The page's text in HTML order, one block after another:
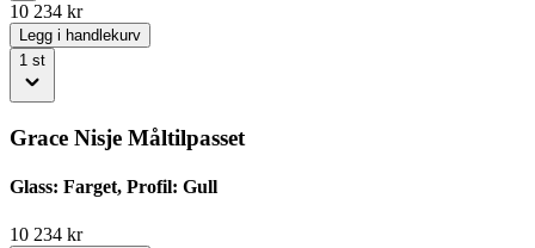
10 234 kr
Legg i handlekurv
1 st
Grace Nisje Måltilpasset
Glass: Farget, Profil: Gull
10 234 kr